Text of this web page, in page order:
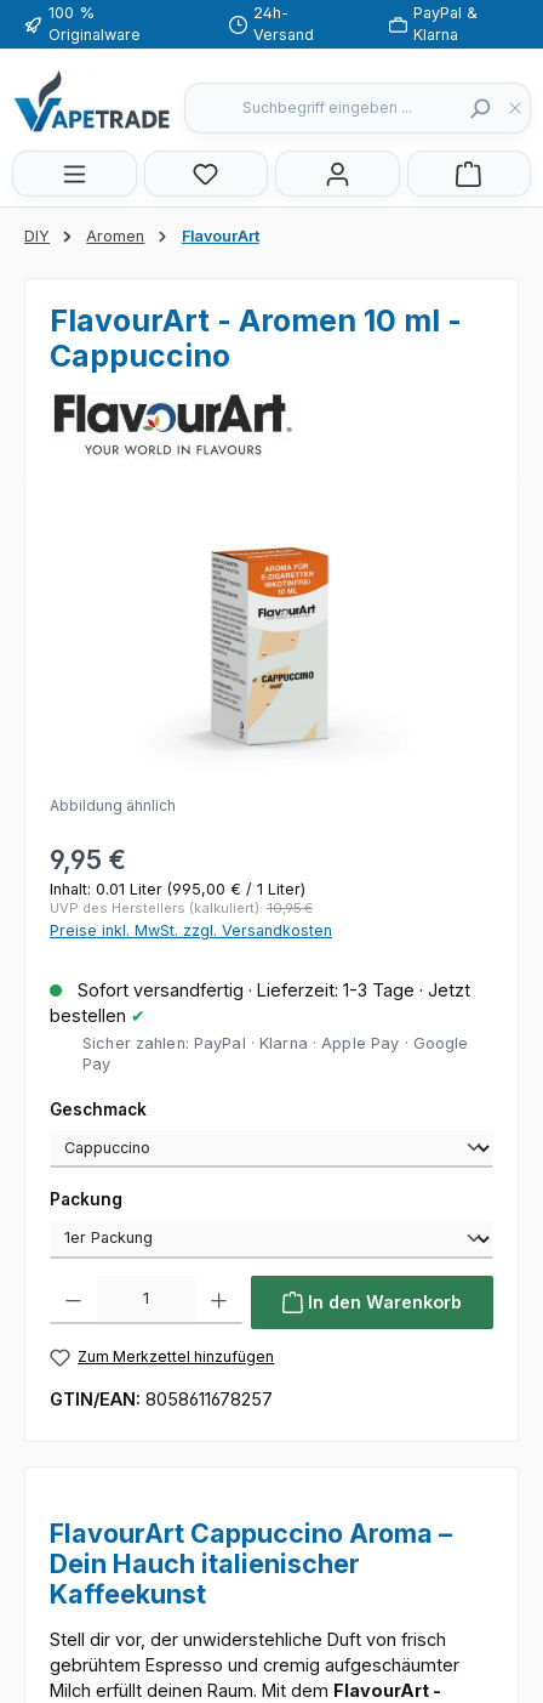
Zum Hauptinhalt springen
100 %
Originalware
24h-
Versand
PayPal &
Klarna
Du hast 0 Produkte auf dem
DIY Aromen FlavourArt
FlavourArt - Aromen 10 ml -
Cappuccino
Abbildung ähnlich
Regulärer Preis:
9,95 €
Inhalt: 0.01 Liter (995,00 € / 1 Liter)
UVP des Herstellers (kalkuliert): 10,95 €
Preise inkl. MwSt. zzgl. Versandkosten
Sofort versandfertig · Lieferzeit: 1-3 Tage · Jetzt
bestellen ✔
Sicher zahlen: PayPal · Klarna · Apple Pay · Google
Pay
Geschmackauswählen
Packung
In den Warenkorb
Zum Merkzettel hinzufügen
GTIN/EAN: 8058611678257
FlavourArt Cappuccino Aroma –
Dein Hauch italienischer
Kaffeekunst
Stell dir vor, der unwiderstehliche Duft von frisch
gebrühtem Espresso und cremig aufgeschäumter
Milch erfüllt deinen Raum. Mit dem FlavourArt -